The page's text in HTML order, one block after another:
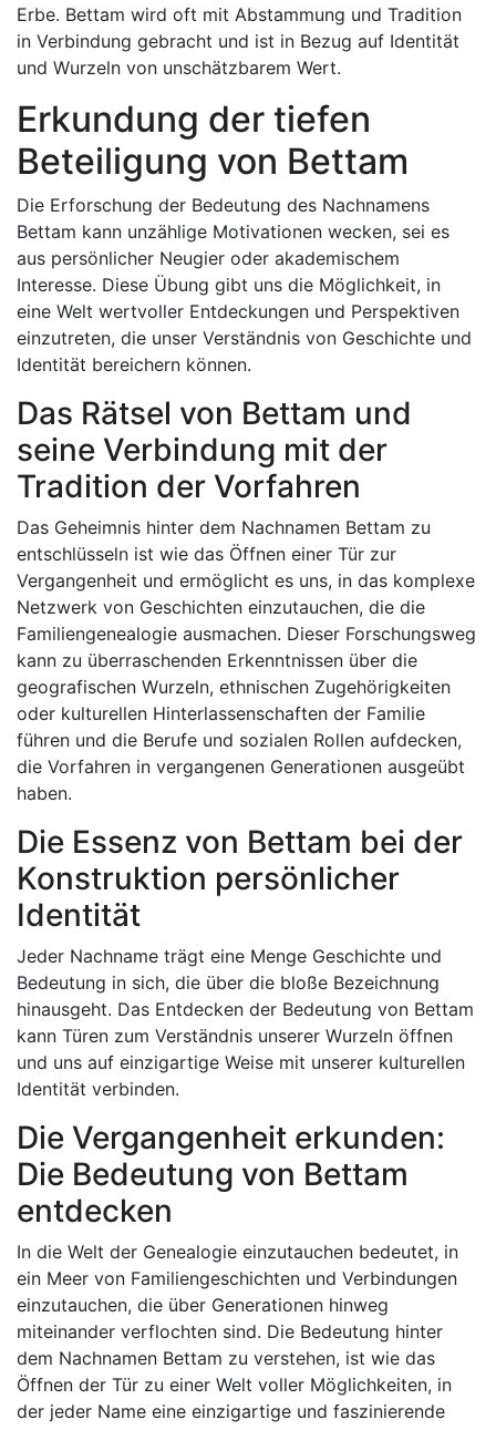
Erbe. Bettam wird oft mit Abstammung und Tradition
in Verbindung gebracht und ist in Bezug auf Identität
und Wurzeln von unschätzbarem Wert.
Erkundung der tiefen
Beteiligung von Bettam
Die Erforschung der Bedeutung des Nachnamens
Bettam kann unzählige Motivationen wecken, sei es
aus persönlicher Neugier oder akademischem
Interesse. Diese Übung gibt uns die Möglichkeit, in
eine Welt wertvoller Entdeckungen und Perspektiven
einzutreten, die unser Verständnis von Geschichte und
Identität bereichern können.
Das Rätsel von Bettam und
seine Verbindung mit der
Tradition der Vorfahren
Das Geheimnis hinter dem Nachnamen Bettam zu
entschlüsseln ist wie das Öffnen einer Tür zur
Vergangenheit und ermöglicht es uns, in das komplexe
Netzwerk von Geschichten einzutauchen, die die
Familiengenealogie ausmachen. Dieser Forschungsweg
kann zu überraschenden Erkenntnissen über die
geografischen Wurzeln, ethnischen Zugehörigkeiten
oder kulturellen Hinterlassenschaften der Familie
führen und die Berufe und sozialen Rollen aufdecken,
die Vorfahren in vergangenen Generationen ausgeübt
haben.
Die Essenz von Bettam bei der
Konstruktion persönlicher
Identität
Jeder Nachname trägt eine Menge Geschichte und
Bedeutung in sich, die über die bloße Bezeichnung
hinausgeht. Das Entdecken der Bedeutung von Bettam
kann Türen zum Verständnis unserer Wurzeln öffnen
und uns auf einzigartige Weise mit unserer kulturellen
Identität verbinden.
Die Vergangenheit erkunden:
Die Bedeutung von Bettam
entdecken
In die Welt der Genealogie einzutauchen bedeutet, in
ein Meer von Familiengeschichten und Verbindungen
einzutauchen, die über Generationen hinweg
miteinander verflochten sind. Die Bedeutung hinter
dem Nachnamen Bettam zu verstehen, ist wie das
Öffnen der Tür zu einer Welt voller Möglichkeiten, in
der jeder Name eine einzigartige und faszinierende